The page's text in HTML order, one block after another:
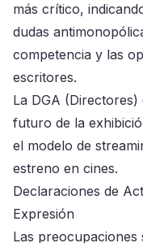
más crítico,
dudas
competencia y las
escritores.
La DGA
futuro de la
el modelo de
estreno en cines.
Declaraciones de
Expresión
Las preocupaciones